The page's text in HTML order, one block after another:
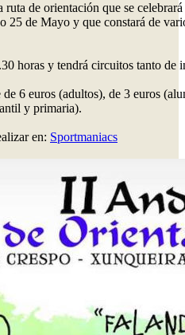
ruta de orientación que se
25 de Mayo y que constará de
horas y tendrá circuitos tanto de
6 euros (adultos), de 3 euros
y primaria).
en: Sportmaniacs